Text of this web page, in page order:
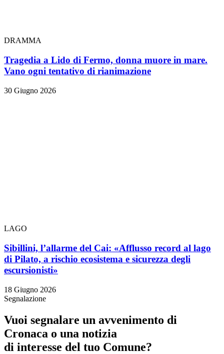
DRAMMA
Tragedia a Lido di Fermo, donna muore in mare.
Vano ogni tentativo di rianimazione
30 Giugno 2026
LAGO
Sibillini, l’allarme del Cai: «Afflusso record al lago
di Pilato, a rischio ecosistema e sicurezza degli
escursionisti»
18 Giugno 2026
Segnalazione
Vuoi segnalare un avvenimento di
Cronaca o una notizia
di interesse del tuo Comune?